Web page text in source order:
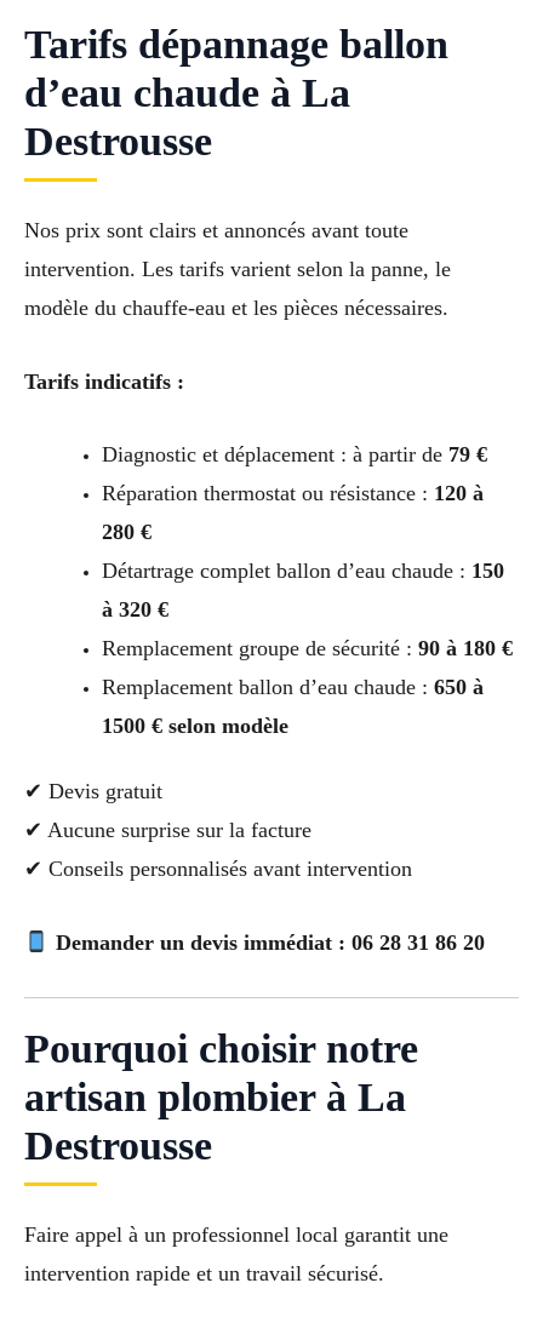
Tarifs dépannage ballon
d’eau chaude à La
Destrousse
Nos prix sont clairs et annoncés avant toute
intervention. Les tarifs varient selon la panne, le
modèle du chauffe-eau et les pièces nécessaires.
Tarifs indicatifs :
Diagnostic et déplacement : à partir de 79 €
Réparation thermostat ou résistance : 120 à
280 €
Détartrage complet ballon d’eau chaude : 150
à 320 €
Remplacement groupe de sécurité : 90 à 180 €
Remplacement ballon d’eau chaude : 650 à
1500 € selon modèle
✔ Devis gratuit
✔ Aucune surprise sur la facture
✔ Conseils personnalisés avant intervention
Demander un devis immédiat : 06 28 31 86 20
Pourquoi choisir notre
artisan plombier à La
Destrousse
Faire appel à un professionnel local garantit une
intervention rapide et un travail sécurisé.